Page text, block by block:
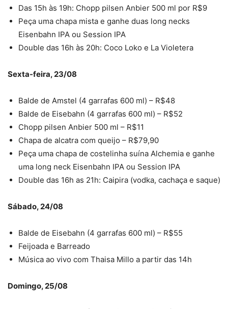
Das 15h às 19h: Chopp pilsen Anbier 500 ml por R$9
Peça uma chapa mista e ganhe duas long necks
Eisenbahn IPA ou Session IPA
Double das 16h às 20h: Coco Loko e La Violetera
Sexta-feira, 23/08
Balde de Amstel (4 garrafas 600 ml) – R$48
Balde de Eisebahn (4 garrafas 600 ml) – R$52
Chopp pilsen Anbier 500 ml – R$11
Chapa de alcatra com queijo – R$79,90
Peça uma chapa de costelinha suína Alchemia e ganhe
uma long neck Eisenbahn IPA ou Session IPA
Double das 16h as 21h: Caipira (vodka, cachaça e saque)
Sábado, 24/08
Balde de Eisebahn (4 garrafas 600 ml) – R$55
Feijoada e Barreado
Música ao vivo com Thaisa Millo a partir das 14h
Domingo, 25/08